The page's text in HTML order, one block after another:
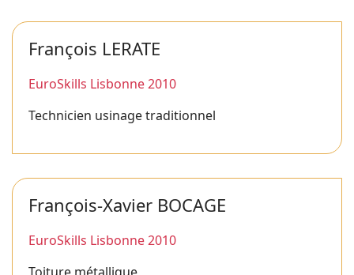
François LERATE
EuroSkills Lisbonne 2010
Technicien usinage traditionnel
François-Xavier BOCAGE
EuroSkills Lisbonne 2010